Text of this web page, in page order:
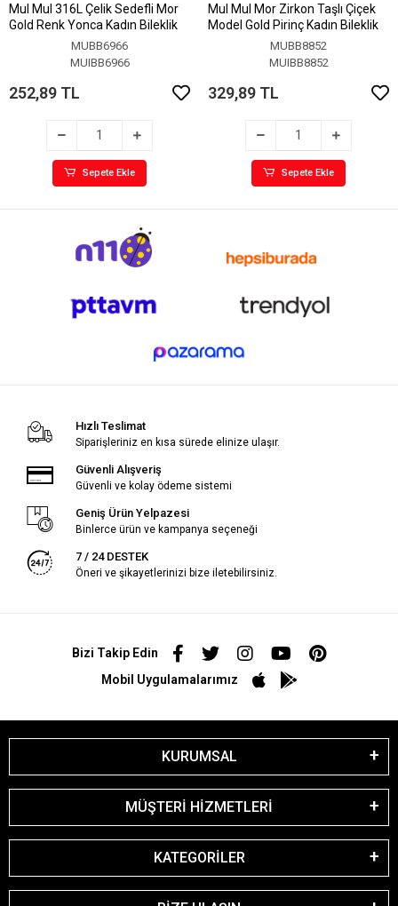
MuI MuI 316L Çelik Sedefli Mor
Gold Renk Yonca Kadın Bileklik
MUBB6966
MUIBB6966
252,89 TL
Sepete Ekle
MuI MuI Mor Zirkon Taşlı Çiçek
Model Gold Pirinç Kadın Bileklik
MUBB8852
MUIBB8852
329,89 TL
Sepete Ekle
Hızlı Teslimat
Siparişleriniz en kısa sürede elinize ulaşır.
Güvenli Alışveriş
Güvenli ve kolay ödeme sistemi
Geniş Ürün Yelpazesi
Binlerce ürün ve kampanya seçeneği
7 / 24 DESTEK
Öneri ve şikayetlerinizi bize iletebilirsiniz.
Bizi Takip Edin
Mobil Uygulamalarımız
KURUMSAL
MÜŞTERİ HİZMETLERİ
KATEGORİLER